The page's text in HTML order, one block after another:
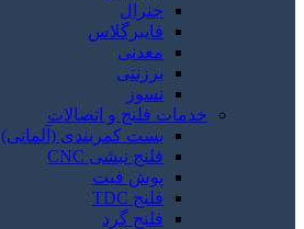
جنرال
فایبرگلاس
معدنی
برزنتی
نسوز
خدمات فلنج و اتصالات
بست کمربندی (آلمانی)
فلنج نبشی CNC
پوش فیت
فلنج TDC
فلنج گرد